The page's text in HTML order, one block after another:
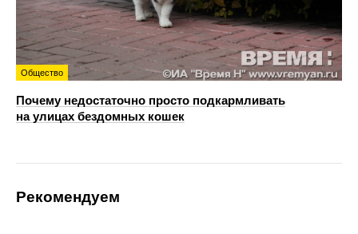
Общество
Почему недостаточно просто подкармливать
на улицах бездомных кошек
Рекомендуем